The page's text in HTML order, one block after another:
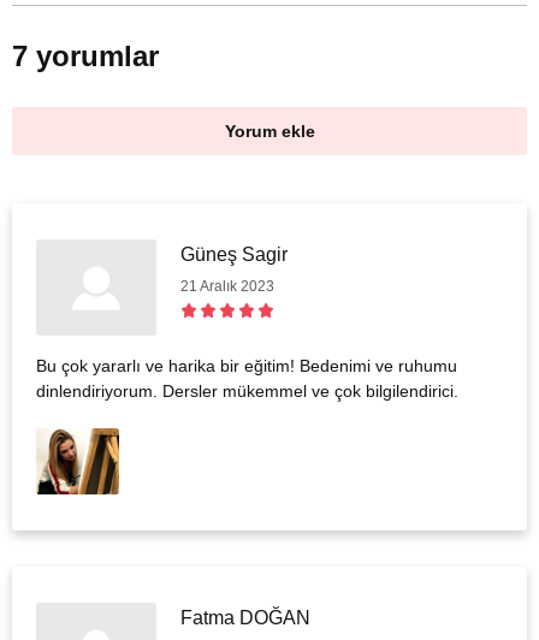
7 yorumlar
Yorum ekle
Güneş Sagir
21 Aralık 2023
Bu çok yararlı ve harika bir eğitim! Bedenimi ve ruhumu
dinlendiriyorum. Dersler mükemmel ve çok bilgilendirici.
Fatma DOĞAN